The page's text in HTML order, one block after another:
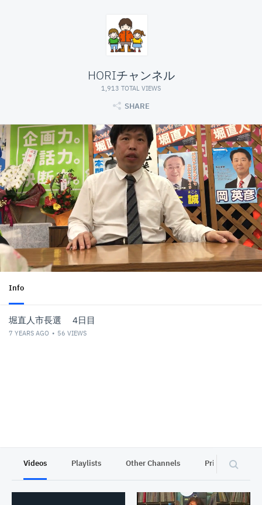
HORIチャンネル
1,913 TOTAL VIEWS
SHARE
Info
堀直人市長選 4日目
7 YEARS AGO 56 VIEWS
Videos Playlists Other Channels Privacy